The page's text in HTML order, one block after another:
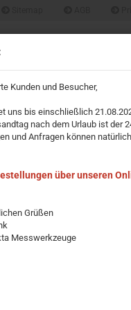
Kunden und Besucher,
uns bis einschließlich
nach dem Urlaub ist der
und Anfragen können
über unseren
Grüßen
Messwerkzeuge
IMPRESSUM
» Wasserwaagen »